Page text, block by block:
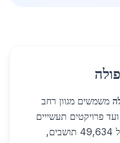
משמשים מגוון רחב
פרויקטים תעשייים
וציבוריים. בעיר עם אוכלוסייה של 49,634 תושבים,